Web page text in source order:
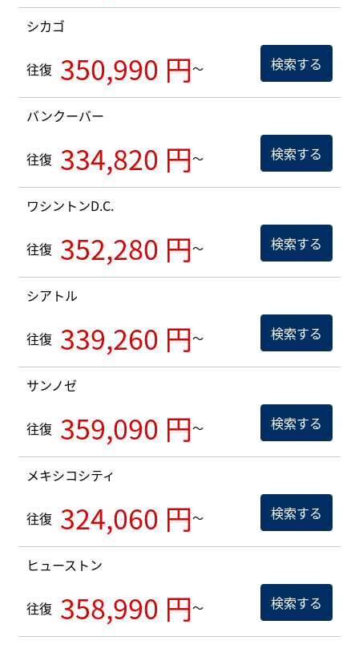
シカゴ
往復 350,990 円～ 検索する
バンクーバー
往復 334,820 円～ 検索する
ワシントンD.C.
往復 352,280 円～ 検索する
シアトル
往復 339,260 円～ 検索する
サンノゼ
往復 359,090 円～ 検索する
メキシコシティ
往復 324,060 円～ 検索する
ヒューストン
往復 358,990 円～ 検索する